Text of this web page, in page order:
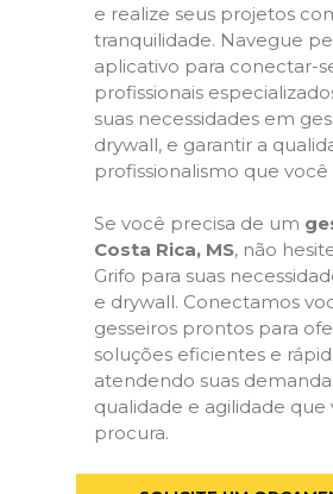
e realize seus projetos
tranquilidade. Navegue
aplicativo para conectar-
profissionais
suas necessidades em
drywall, e garantir a
profissionalismo que você
Se você precisa de um
Costa Rica, MS, não
Grifo para suas
e drywall. Conectamos
gesseiros prontos para
soluções eficientes e
atendendo suas
qualidade e agilidade que
procura.